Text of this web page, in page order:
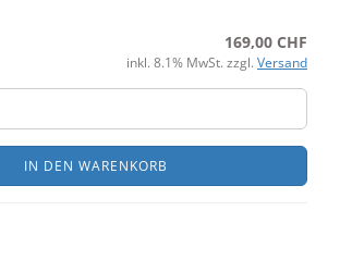
169,00 CHF
inkl. 8.1% MwSt. zzgl. Versand
IN DEN WARENKORB